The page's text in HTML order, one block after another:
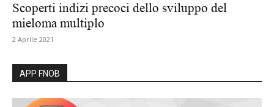
Scoperti indizi precoci dello sviluppo del
mieloma multiplo
2 Aprile 2021
APP FNOB